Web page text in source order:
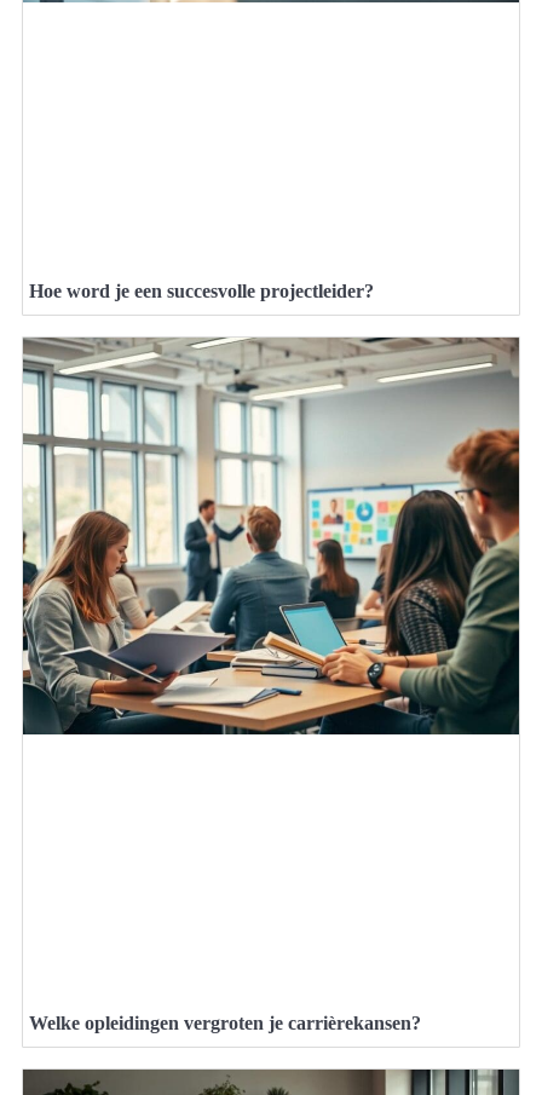
Hoe word je een succesvolle projectleider?
Welke opleidingen vergroten je carrièrekansen?